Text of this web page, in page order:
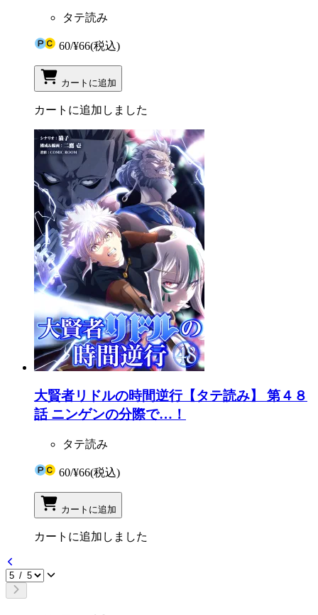
タテ読み
60/¥66(税込)
カートに追加
カートに追加しました
大賢者リドルの時間逆行【タテ読み】 第４８
話 ニンゲンの分際で…！
タテ読み
60/¥66(税込)
カートに追加
カートに追加しました